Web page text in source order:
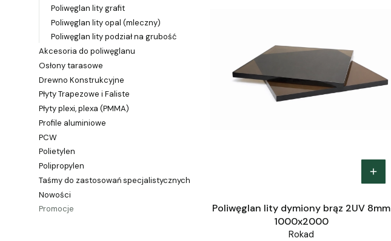
Poliwęglan lity grafit
Poliwęglan lity opal (mleczny)
Poliwęglan lity podział na grubość
Akcesoria do poliwęglanu
Osłony tarasowe
Drewno Konstrukcyjne
Płyty Trapezowe i Faliste
Płyty plexi, plexa (PMMA)
Profile aluminiowe
PCW
Polietylen
Polipropylen
Taśmy do zastosowań specjalistycznych
Nowości
Promocje
Poliwęglan lity dymiony brąz 2UV 8mm
1000x2000
Rokad